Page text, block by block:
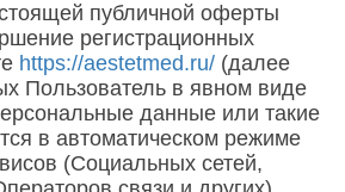
публичной оферты
регистрационных
https://aestetmed.ru/ (далее
Пользователь в явном виде
данные или такие
в автоматическом режиме
(Социальных сетей,